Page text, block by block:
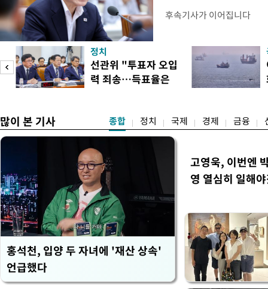
후속기사가 이어집니다
정치
선관위 "투표자 오입
력 죄송…득표율은
많이 본 기사 종합 정치 국제 경제 금융
홍석천, 입양 두 자녀에 '재산 상속'
언급했다
고영욱, 이번엔
영 열심히 일해